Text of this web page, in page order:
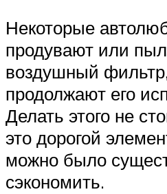
Некоторые
продувают или
воздушный
продолжают его
Делать этого не
это дорогой
можно было
сэкономить.